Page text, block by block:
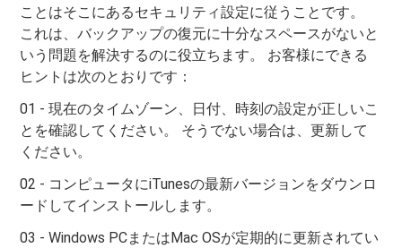
ことはそこにあるセキュリティ設定に従うことです。
これは、バックアップの復元に十分なスペースがないと
いう問題を解決するのに役立ちます。 お客様にできる
ヒントは次のとおりです：
01 - 現在のタイムゾーン、日付、時刻の設定が正しいこ
とを確認してください。 そうでない場合は、更新して
ください。
02 - コンピュータにiTunesの最新バージョンをダウンロ
ードしてインストールします。
03 - Windows PCまたはMac OSが定期的に更新されてい